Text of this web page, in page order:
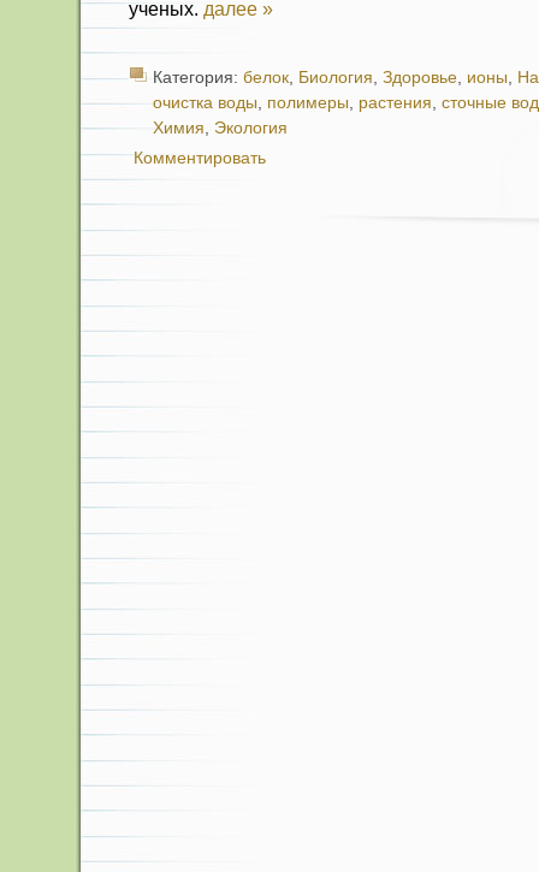
ученых. далее »
Категория: белок, Биология, Здоровье, ионы,
очистка воды, полимеры, растения, сточные
Химия, Экология
Комментировать